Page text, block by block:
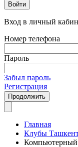
Войти
Вход в личный
Номер телефона
Пароль
Забыл пароль
Регистрация
Продолжить
Главная
Клубы
Компьютерный